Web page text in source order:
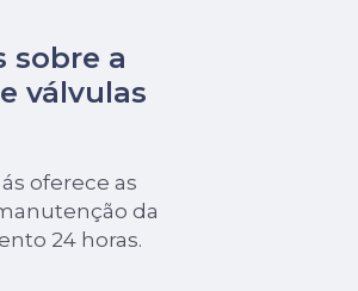
sobre a
válvulas
oferece as
da
24 horas.